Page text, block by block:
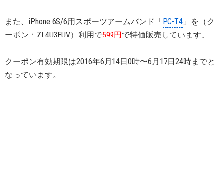
また、iPhone 6S/6用スポーツアームバンド「PC-T4 」を（ク
ーポン：ZL4U3EUV）利用で599円で特価販売しています。
クーポン有効期限は2016年6月14日0時〜6月17日24時までと
なっています。